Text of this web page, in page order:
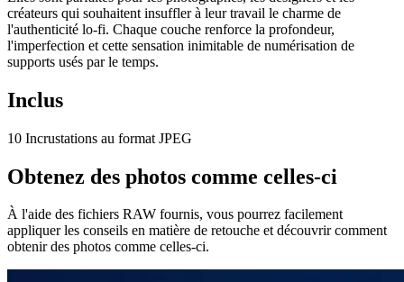
créateurs qui souhaitent insuffler à leur travail le charme de
l'authenticité lo-fi. Chaque couche renforce la profondeur,
l'imperfection et cette sensation inimitable de numérisation de
supports usés par le temps.
Inclus
10 Incrustations au format JPEG
Obtenez des photos comme celles-ci
À l'aide des fichiers RAW fournis, vous pourrez facilement
appliquer les conseils en matière de retouche et découvrir comment
obtenir des photos comme celles-ci.